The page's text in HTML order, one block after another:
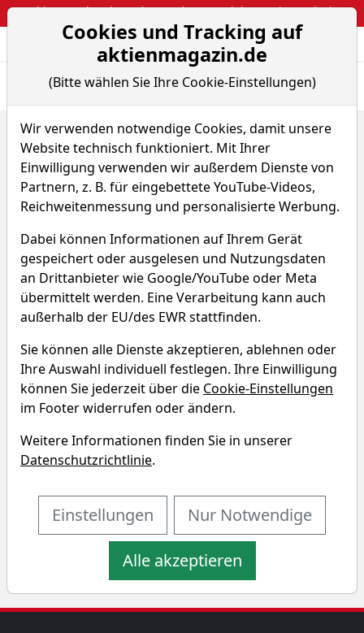
Webinar: So kassierst du trotzdem attraktive Optionsprämien
Aktien- und
Home Aktien
TKO Group Holdings Inc
Sparplan-Simulator
TKO Group Holdings Aktie
TKO Group Holdings Sparplan-
Simulator
Startkapital monatlicher Sparbetrag
n
Cookies und Tracking auf
aktienmagazin.de
(Bitte wählen Sie Ihre Cookie-Einstellungen)
Wir verwenden notwendige Cookies, damit unsere
Website technisch funktioniert. Mit Ihrer
Einwilligung verwenden wir außerdem Dienste von
Partnern, z. B. für eingebettete YouTube-Videos,
Reichweitenmessung und personalisierte Werbung.
Dabei können Informationen auf Ihrem Gerät
gespeichert oder ausgelesen und Nutzungsdaten
an Drittanbieter wie Google/YouTube oder Meta
übermittelt werden. Eine Verarbeitung kann auch
außerhalb der EU/des EWR stattfinden.
Sie können alle Dienste akzeptieren, ablehnen oder
Ihre Auswahl individuell festlegen. Ihre Einwilligung
können Sie jederzeit über die Cookie-Einstellungen
im Footer widerrufen oder ändern.
Weitere Informationen finden Sie in unserer
Datenschutzrichtlinie.
Einstellungen Nur Notwendige
Alle akzeptieren